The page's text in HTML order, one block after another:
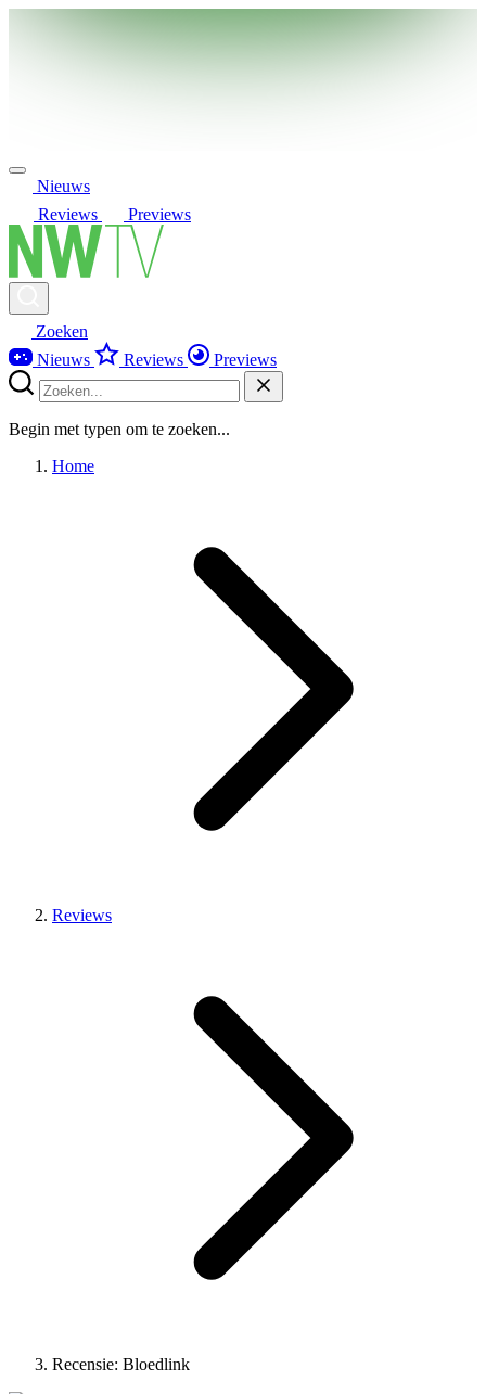
Nieuws
Reviews
Previews
Zoeken
Nieuws
Reviews Previews
Begin met typen om te zoeken...
Home
Reviews
Recensie: Bloedlink